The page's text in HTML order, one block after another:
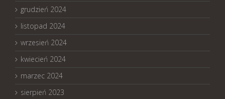
grudzień 2024
listopad 2024
wrzesień 2024
kwiecień 2024
marzec 2024
sierpień 2023